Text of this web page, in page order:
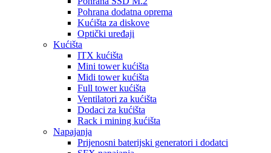
Pohrana dodatna oprema
Kućišta za diskove
Optički uređaji
Kućišta
ITX kućišta
Mini tower kućišta
Midi tower kućišta
Full tower kućišta
Ventilatori za kućišta
Dodaci za kućišta
Rack i mining kućišta
Napajanja
Prijenosni baterijski generatori i dodatci